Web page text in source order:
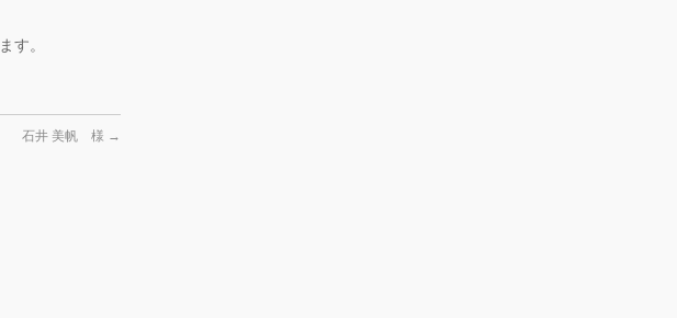
す。
石井 美帆 様 →